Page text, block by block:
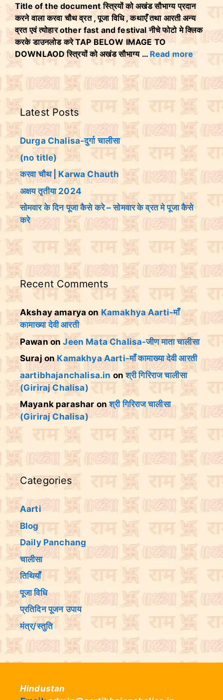
Title of the document स्त्रियों को अखंड सौभाग्य प्रदान
करने वाला करवा चौथ व्रत , पूजा विधि , कथाएँ तथा आरती अन्य
व्रत एवं त्योहार other fast and festival नीचे फोटो मे क्लिक
करके डाउनलोड करे TAP BELOW IMAGE TO
DOWNLAOD स्त्रियों को अखंड सौभाग्य … Read more
Latest Posts
Durga Chalisa-दुर्गा चालीसा
(no title)
करवा चौथ | Karwa Chauth
अक्षय तृतीया 2024
सोमवार के दिन पूजा कैसे करे – सोमवार के व्रत मे पूजा कैसे
करे
Recent Comments
Akshay amarya onKamakhya Aarti-माँ
कामाख्या देवी आरती
Pawan onJeen Mata Chalisa-जीण माता चालीसा
SurajonKamakhya Aarti-माँ कामाख्या देवी आरती
aartibhajanchalisa.in onश्री गिरिराज चालीसा
(Giriraj Chalisa)
Mayank parashar onश्री गिरिराज चालीसा
(Giriraj Chalisa)
Categories
Aarti
Blog
Daily Panchang
चालीसा
तिथियांँ
पूजा विधि
प्रतिदिन पूजन उपाय
मंत्र/स्तुति
Hindustan